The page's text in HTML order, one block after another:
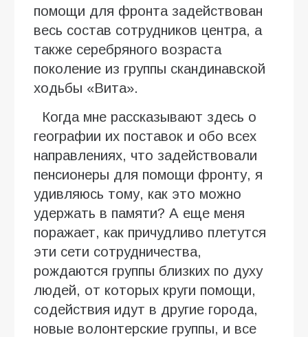
помощи для фронта задействован
весь состав сотрудников центра, а
также серебряного возраста
поколение из группы скандинавской
ходьбы «Вита».
Когда мне рассказывают здесь о
географии их поставок и обо всех
направлениях, что задействовали
пенсионеры для помощи фронту, я
удивляюсь тому, как это можно
удержать в памяти? А еще меня
поражает, как причудливо плетутся
эти сети сотрудничества,
рождаются группы близких по духу
людей, от которых круги помощи,
содействия идут в другие города,
новые волонтерские группы, и все